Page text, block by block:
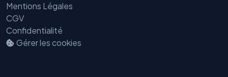
Mentions Légales
CGV
Confidentialité
Gérer les cookies